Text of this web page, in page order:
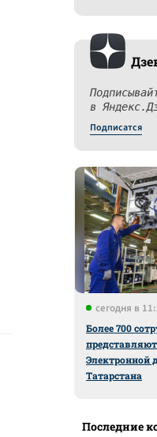
в
Подписатся
сегодня в
Более 700
Электронной
Татарстана
Последние